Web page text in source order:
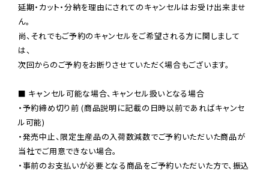
延期・カット・分納を理由にされてのキャンセルはお受け出来ませ
ん。
尚、それでもご予約のキャンセルをご希望される方に関しまして
は、
次回からのご予約をお断りさせていただく場合もございます。
■ キャンセル可能な場合、キャンセル扱いとなる場合
・予約締め切り前 (商品説明に記載の日時以前であればキャンセ
ル可能)
・発売中止、限定生産品の入荷数減数でご予約いただいた商品が
当社でご用意できない場合。
・事前のお支払いが必要となる商品をご予約いただいた方で、振込